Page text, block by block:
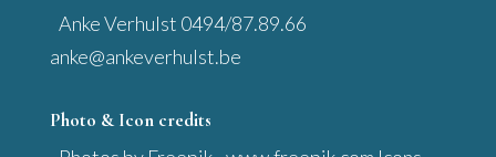
Anke Verhulst 0494/87.89.66
anke@ankeverhulst.be
Photo & Icon credits